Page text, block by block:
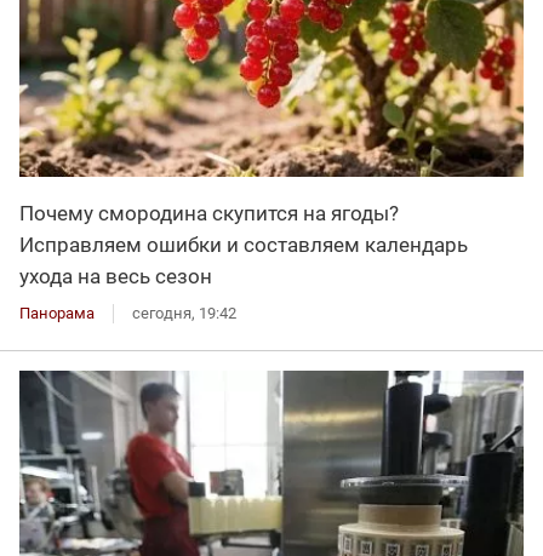
Почему смородина скупится на ягоды?
Исправляем ошибки и составляем календарь
ухода на весь сезон
Панорама сегодня, 19:42